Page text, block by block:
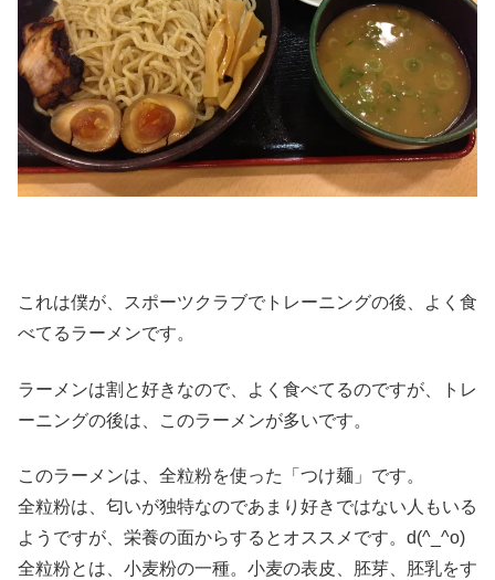
これは僕が、スポーツクラブでトレーニングの後、よく食
べてるラーメンです。
ラーメンは割と好きなので、よく食べてるのですが、トレ
ーニングの後は、このラーメンが多いです。
このラーメンは、全粒粉を使った「つけ麺」です。
全粒粉は、匂いが独特なのであまり好きではない人もいる
ようですが、栄養の面からするとオススメです。d(^_^o)
全粒粉とは、小麦粉の一種。小麦の表皮、胚芽、胚乳をす